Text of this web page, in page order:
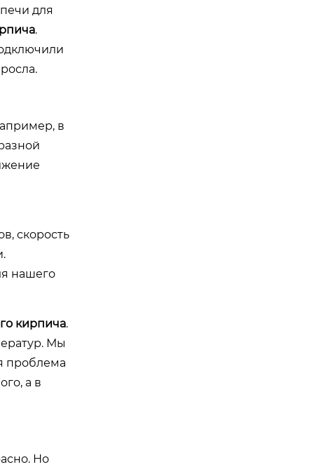
для
.
в
скорость
нашего
кирпича.
Мы
проблема
а в
Но